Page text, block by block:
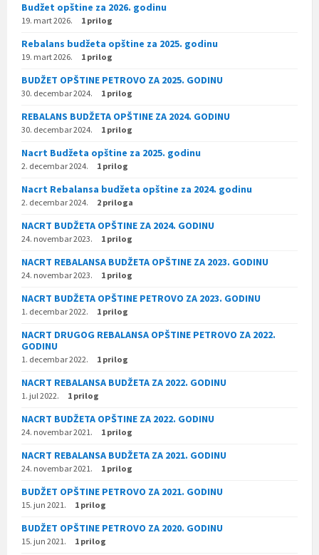
Budžet opštine za 2026. godinu
19. mart 2026. 1 prilog
Rebalans budžeta opštine za 2025. godinu
19. mart 2026. 1 prilog
BUDŽET OPŠTINE PETROVO ZA 2025. GODINU
30. decembar 2024. 1 prilog
REBALANS BUDŽETA OPŠTINE ZA 2024. GODINU
30. decembar 2024. 1 prilog
Nacrt Budžeta opštine za 2025. godinu
2. decembar 2024. 1 prilog
Nacrt Rebalansa budžeta opštine za 2024. godinu
2. decembar 2024. 2 priloga
NACRT BUDŽETA OPŠTINE ZA 2024. GODINU
24. novembar 2023. 1 prilog
NACRT REBALANSA BUDŽETA OPŠTINE ZA 2023. GODINU
24. novembar 2023. 1 prilog
NACRT BUDŽETA OPŠTINE PETROVO ZA 2023. GODINU
1. decembar 2022. 1 prilog
NACRT DRUGOG REBALANSA OPŠTINE PETROVO ZA 2022.
GODINU
1. decembar 2022. 1 prilog
NACRT REBALANSA BUDŽETA ZA 2022. GODINU
1. jul 2022. 1 prilog
NACRT BUDŽETA OPŠTINE ZA 2022. GODINU
24. novembar 2021. 1 prilog
NACRT REBALANSA BUDŽETA ZA 2021. GODINU
24. novembar 2021. 1 prilog
BUDŽET OPŠTINE PETROVO ZA 2021. GODINU
15. jun 2021. 1 prilog
BUDŽET OPŠTINE PETROVO ZA 2020. GODINU
15. jun 2021. 1 prilog